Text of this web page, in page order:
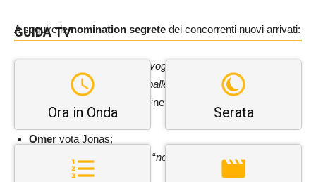
A seguire lenomination segrete dei concorrenti nuovi arrivati:
ci vogliono gli attributi per dire le
cose in faccia e non alle spalle
nomina Francesco: “nelle dinamiche della casa è
taciturno”;
Omer vota Jonas;
Domenico
nomina Jonas: “non mi piacciono i suoi modi, è
una persona arrogante
GUIDA TV
Ora in Onda Serata